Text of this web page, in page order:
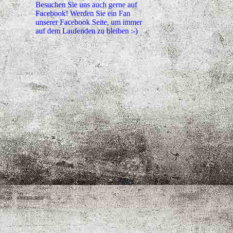
Besuchen Sie uns auch gerne auf
Facebook! Werden Sie ein Fan
unserer Facebook Seite, um immer
auf dem Laufenden zu bleiben :-)